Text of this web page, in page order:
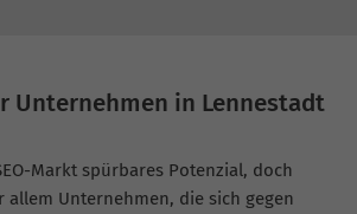
Unternehmen in Lennestadt
Markt spürbares Potenzial, doch
allem Unternehmen, die sich gegen